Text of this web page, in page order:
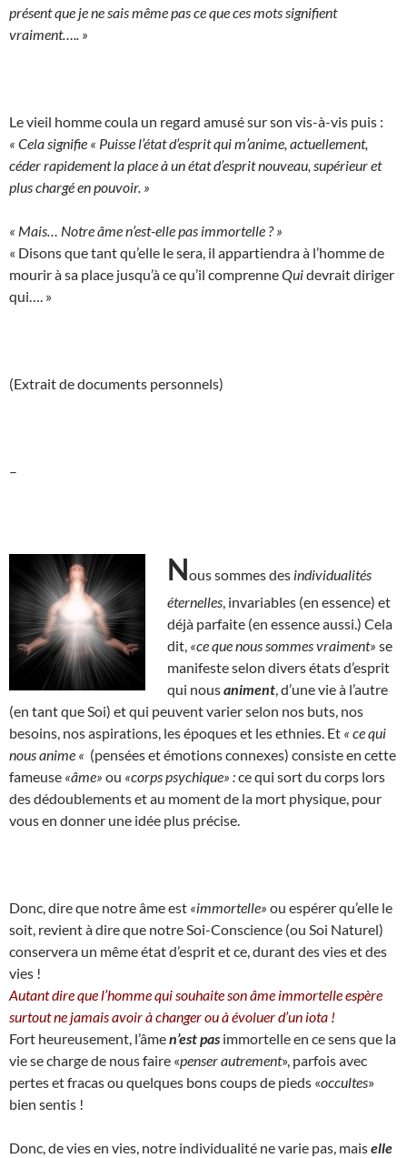
présent que je ne sais même pas ce que ces mots signifient
vraiment….. »
Le vieil homme coula un regard amusé sur son vis-à-vis puis :
« Cela signifie « Puisse l’état d’esprit qui m’anime, actuellement,
céder rapidement la place à un état d’esprit nouveau, supérieur et
plus chargé en pouvoir. »
« Mais… Notre âme n’est-elle pas immortelle ? »
« Disons que tant qu’elle le sera, il appartiendra à l’homme de
mourir à sa place jusqu’à ce qu’il comprenneQuidevrait diriger
qui…. »
(Extrait de documents personnels)
–
Nous sommes des individualités
éternelles , invariables (en essence) et
déjà parfaite (en essence aussi.) Cela
dit, «ce que nous sommes vraiment» se
manifeste selon divers états d’esprit
qui nousaniment , d’une vie à l’autre
(en tant que Soi) et qui peuvent varier selon nos buts, nos
besoins, nos aspirations, les époques et les ethnies. Et « ce qui
nous anime « (pensées et émotions connexes) consiste en cette
fameuse «âme» ou «corps psychique» :ce qui sort du corps lors
des dédoublements et au moment de la mort physique, pour
vous en donner une idée plus précise.
Donc, dire que notre âme est «immortelle» ou espérer qu’elle le
soit, revient à dire que notre Soi-Conscience (ou Soi Naturel)
conservera un même état d’esprit et ce, durant des vies et des
vies !
Autant dire que l’homme qui souhaite son âme immortelle espère
surtout ne jamais avoir à changer ou à évoluer d’un iota !
Fort heureusement, l’âmen’est pas immortelle en ce sens que la
vie se charge de nous faire «penser autrement», parfois avec
pertes et fracas ou quelques bons coups de pieds «occultes»
bien sentis !
Donc, de vies en vies, notre individualité ne varie pas, maiselle